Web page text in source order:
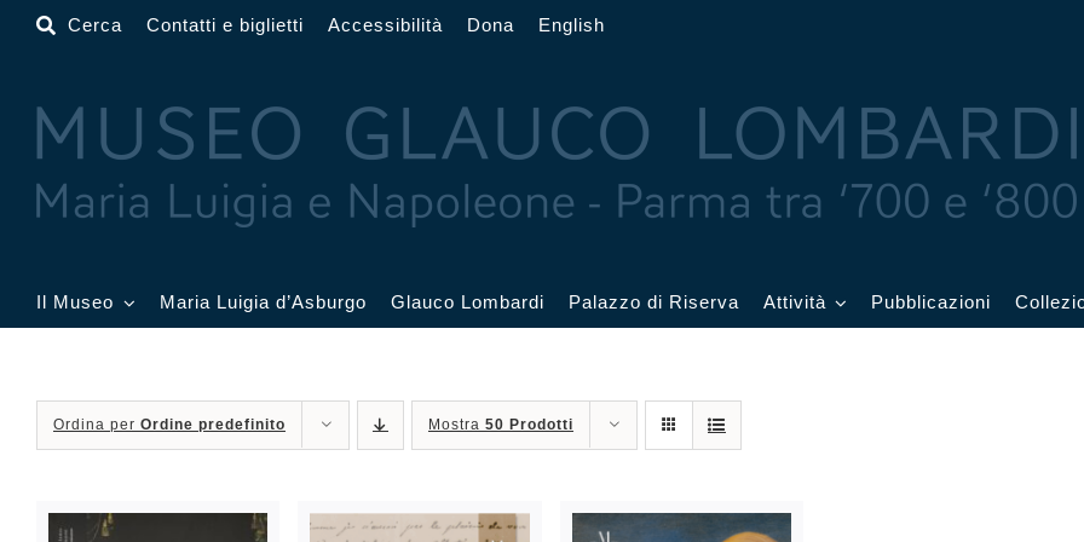
Salta
Cerca Contatti e biglietti Accessibilità Dona English
Il Museo
Sala Toschi Sala Acquerelli
Sala Francesi Sala Petitot Sala Affetti
Maria Luigia d’Asburgo Glauco Lombardi Palazzo di Riserva Attività
Didattica e visite
Pubblicazioni
Ordina per Ordine predefinito Mostra 50 Prodotti